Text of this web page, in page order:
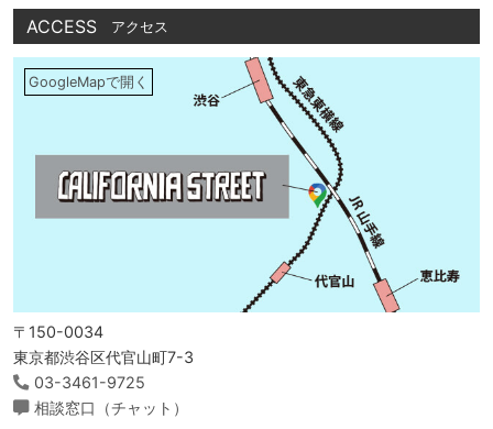
ACCESS アクセス
GoogleMapで開く
〒150-0034
東京都渋谷区代官山町7-3
03-3461-9725
相談窓口（チャット）